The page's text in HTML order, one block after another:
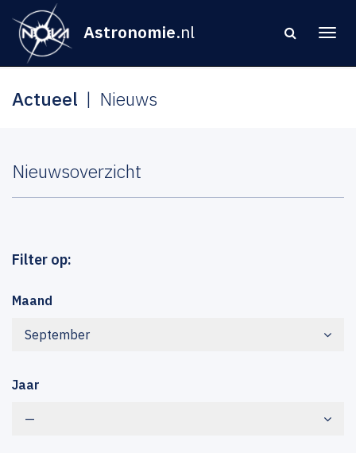
Astronomie.nl
Actueel Nieuws
Nieuwsoverzicht
Filter op:
Maand
September
Jaar
—